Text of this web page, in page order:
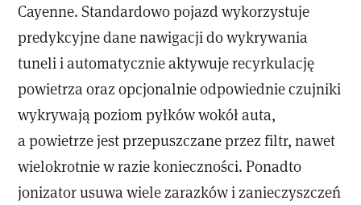
Cayenne. Standardowo pojazd wykorzystuje
predykcyjne dane nawigacji do wykrywania
tuneli i automatycznie aktywuje recyrkulację
powietrza oraz opcjonalnie odpowiednie czujniki
wykrywają poziom pyłków wokół auta,
a powietrze jest przepuszczane przez filtr, nawet
wielokrotnie w razie konieczności. Ponadto
jonizator usuwa wiele zarazków i zanieczyszczeń